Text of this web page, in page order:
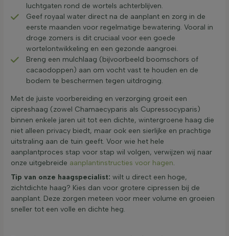
luchtgaten rond de wortels achterblijven.
Geef royaal water direct na de aanplant en zorg in de
eerste maanden voor regelmatige bewatering. Vooral in
droge zomers is dit cruciaal voor een goede
wortelontwikkeling en een gezonde aangroei.
Breng een mulchlaag (bijvoorbeeld boomschors of
cacaodoppen) aan om vocht vast te houden en de
bodem te beschermen tegen uitdroging.
Met de juiste voorbereiding en verzorging groeit een
cipreshaag (zowel Chamaecyparis als Cupressocyparis)
binnen enkele jaren uit tot een dichte, wintergroene haag die
niet alleen privacy biedt, maar ook een sierlijke en prachtige
uitstraling aan de tuin geeft. Voor wie het hele
aanplantproces stap voor stap wil volgen, verwijzen wij naar
onze uitgebreide aanplantinstructies voor hagen.
Tip van onze haagspecialist: wilt u direct een hoge,
zichtdichte haag? Kies dan voor grotere cipressen bij de
aanplant. Deze zorgen meteen voor meer volume en groeien
sneller tot een volle en dichte heg.